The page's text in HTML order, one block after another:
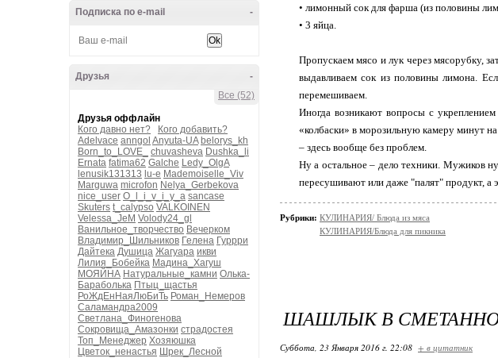
-
Подписка по e-mail
-
Друзья
Все (52)
Друзья оффлайн
Кого давно нет?
Кого добавить?
Adelvace anngol Anyuta-UA belorys_kh
Born_to_LOVE_
chuvasheva Dushka_li
Ernata fatima62 Galche Ledy_OlgA
lenusik131313 lu-e Mademoiselle_Viv
Marguwa microfon Nelya_Gerbekova
nice_user O_l_i_v_i_y_a sancase
Skuters t_calypso VALKOINEN
Velessa_JeM Volody24_gl
Ванильное_творчество Вечерком
Владимир_Шильников Гелена Гуррри
Дайтека Душица Жагуара икви
Лилия_Бобейка Мадина_Хагуш
МОЯЙНА Натуральные_камни Олька-
Бараболька Птыц_щастья
РоЖдЕнНаяЛюБиТь Роман_Немеров
Саламандра2009
Светлана_Финогенова
Сокровища_Амазонки страдостея
Топ_Менеджер Хозяюшка
Цветок_ненастья Шрек_Лесной
• лимонный сок для фарша (из половины
• 3 яйца.
Пропускаем мясо и лук через мясорубку,
выдавливаем сок из половины лимона.
перемешиваем.
Иногда возникают вопросы с
«колбаски» в морозильную камеру минут
– здесь вообще без проблем.
Ну а остальное – дело техники. Мужиков
пересушивают или даже "палят" продукт, а
Рубрики: КУЛИНАРИЯ/ Блюда из мяса
КУЛИНАРИЯ/Блюда для пикника
ШАШЛЫК В
Суббота, 23 Января 2016 г. 22:08 + в цитатник